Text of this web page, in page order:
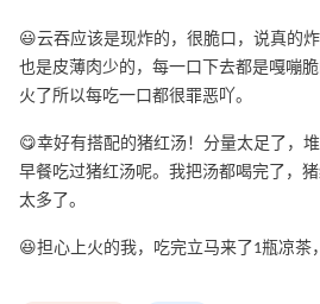
😃云吞应该是现炸的，很脆口，说真的
也是皮薄肉少的，每一口下去都是嘎嘣
火了所以每吃一口都很罪恶吖。
😋幸好有搭配的猪红汤！分量太足了，
早餐吃过猪红汤呢。我把汤都喝完了，
太多了。
😆担心上火的我，吃完立马来了1瓶凉茶